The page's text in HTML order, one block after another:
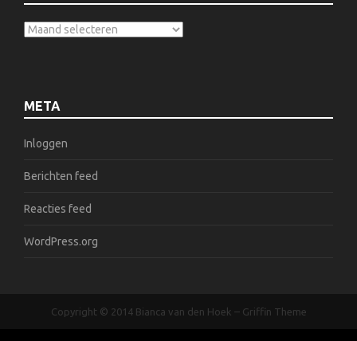
META
Inloggen
Berichten feed
Reacties feed
WordPress.org
Copyright © 2014 Bianca van den Hoek – Griffin Theme